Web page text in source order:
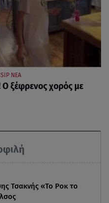
Τσακνής «Το Ροκ το
ΝΕΑ
ξέφρενος χορός με